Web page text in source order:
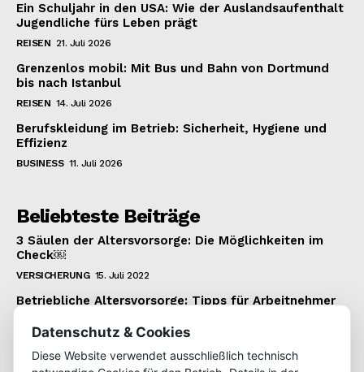
Ein Schuljahr in den USA: Wie der Auslandsaufenthalt
Jugendliche fürs Leben prägt
REISEN 21. Juli 2026
Grenzenlos mobil: Mit Bus und Bahn von Dortmund
bis nach Istanbul
REISEN 14. Juli 2026
Berufskleidung im Betrieb: Sicherheit, Hygiene und
Effizienz
BUSINESS 11. Juli 2026
Beliebteste Beiträge
3 Säulen der Altersvorsorge: Die Möglichkeiten im
Check￼
VERSICHERUNG 15. Juli 2022
Betriebliche Altersvorsorge: Tipps für Arbeitnehmer
KREDIT 22. Juli 2022
Datenschutz & Cookies
Diese Website verwendet ausschließlich technisch